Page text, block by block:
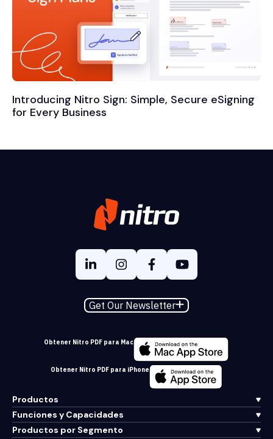
Introducing Nitro Sign: Simple, Secure eSigning
for Every Business
Get Our Newsletter
Obtener Nitro PDF para Mac
Obtener Nitro PDF para iPhone
Productos
Funciones y Capacidades
Productos por Segmento